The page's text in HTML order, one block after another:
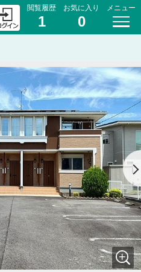
閲覧履歴
1
お気に入り
0
メニュー